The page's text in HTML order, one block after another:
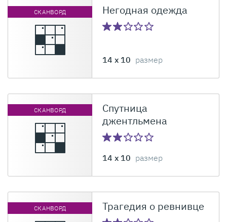
СКАНВОРД Негодная одежда
14 x 10 размер
СКАНВОРД
Спутница
джентльмена
14 x 10 размер
СКАНВОРД Трагедия о ревнивце